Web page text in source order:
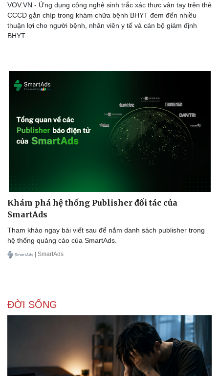
Sức khỏe
Dinh dưỡng - món ngon
Cây thuốc
Làm đẹp - giảm cân
Phòng mạch online
Ăn sạch sống khỏe
Đời sống
Nhà đẹp
Blog
VOV.VN - Ứng dụng công nghệ sinh trắc xác thực vân tay trên thẻ
CCCD gắn chíp trong khám chữa bệnh BHYT đem đến nhiều
thuận lợi cho người bệnh, nhân viên y tế và cán bộ giám định
BHYT.
Khám phá hệ thống Publisher đối tác của
SmartAds
Tham khảo ngay bài viết sau để nắm danh sách publisher trong
hệ thống quảng cáo của SmartAds.
| SmartAds
ĐỜI SỐNG